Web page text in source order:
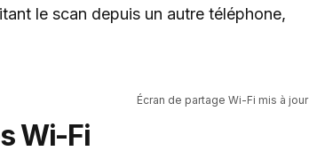
le scan depuis un autre téléphone,
Écran de partage Wi-Fi mis à jour
Wi-Fi